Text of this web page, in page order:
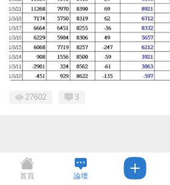
27602 3
首頁 論壇